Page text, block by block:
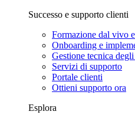
Successo e supporto clienti
Formazione dal vivo
Onboarding e
Gestione tecnica
Servizi di supporto
Portale clienti
Ottieni supporto ora
Esplora